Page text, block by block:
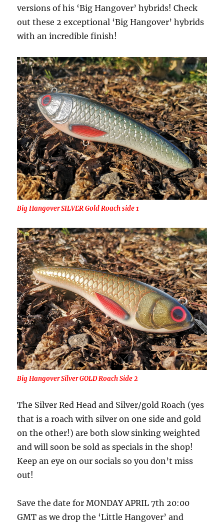
versions of his ‘Big Hangover’ hybrids! Check
out these 2 exceptional ‘Big Hangover’ hybrids
with an incredible finish!
Big Hangover SILVER Gold Roach side 1
Big Hangover Silver GOLD Roach Side 2
The Silver Red Head and Silver/gold Roach (yes
that is a roach with silver on one side and gold
on the other!) are both slow sinking weighted
and will soon be sold as specials in the shop!
Keep an eye on our socials so you don’t miss
out!
Save the date for MONDAY APRIL 7th 20:00
GMT as we drop the ‘Little Hangover’ and